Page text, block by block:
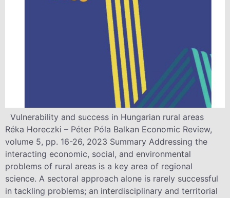
Vulnerability and success in Hungarian rural areas
Réka Horeczki – Péter Póla Balkan Economic Review,
volume 5, pp. 16-26, 2023 Summary Addressing the
interacting economic, social, and environmental
problems of rural areas is a key area of regional
science. A sectoral approach alone is rarely successful
in tackling problems; an interdisciplinary and territorial